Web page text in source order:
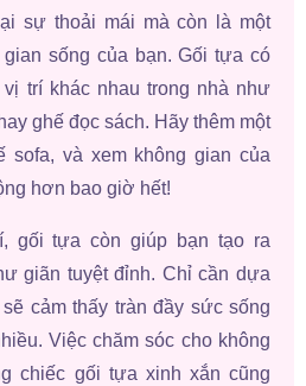
sự thoải mái mà còn là một
sống của bạn. Gối tựa có
trí khác nhau trong nhà như
ghế đọc sách. Hãy thêm một
sofa, và xem không gian của
hơn bao giờ hết!
gối tựa còn giúp bạn tạo ra
giãn tuyệt đỉnh. Chỉ cần dựa
cảm thấy tràn đầy sức sống
Việc chăm sóc cho không
chiếc gối tựa xinh xắn cũng